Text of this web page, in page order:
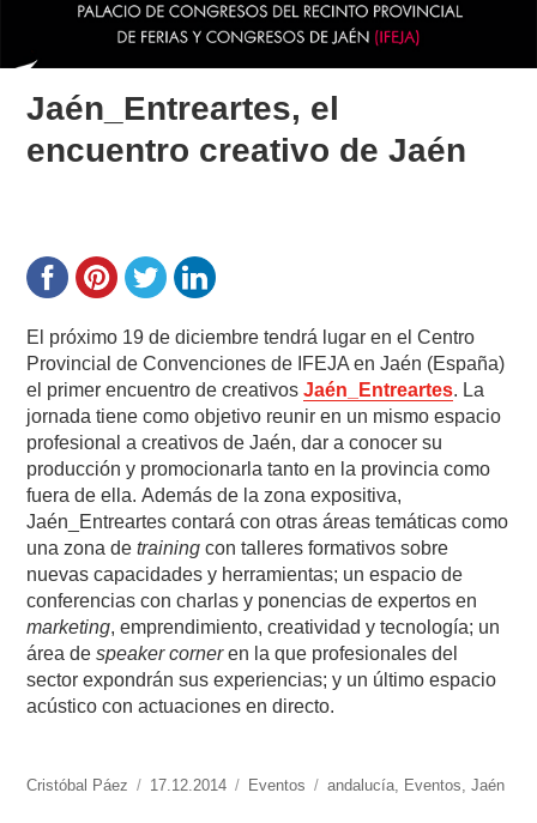
Jaén_Entreartes, el
encuentro creativo de Jaén
El próximo 19 de diciembre tendrá lugar en el Centro
Provincial de Convenciones de IFEJA en Jaén (España)
el primer encuentro de creativosJaén_Entreartes. La
jornada tiene como objetivo reunir en un mismo espacio
profesional a creativos de Jaén, dar a conocer su
producción y promocionarla tanto en la provincia como
fuera de ella. Además de la zona expositiva,
Jaén_Entreartes contará con otras áreas temáticas como
una zona detraining con talleres formativos sobre
nuevas capacidades y herramientas; un espacio de
conferencias con charlas y ponencias de expertos en
marketing, emprendimiento, creatividad y tecnología; un
área despeaker corneren la que profesionales del
sector expondrán sus experiencias; y un último espacio
acústico con actuaciones en directo.
https://www.experimenta.es/author/cristobal-
Cristóbal Páez
Publicado
17.12.2014 Categorías
Eventos Etiquetas
andalucía, Eventos,Jaén